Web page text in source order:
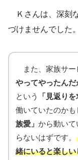
Ｋさんは、深刻
づけませんでした。
また、家族サー
やってやったんだ
という
「見返り
働いていたのか
族愛」 から動いて
らないはずです。
緒にいると楽し